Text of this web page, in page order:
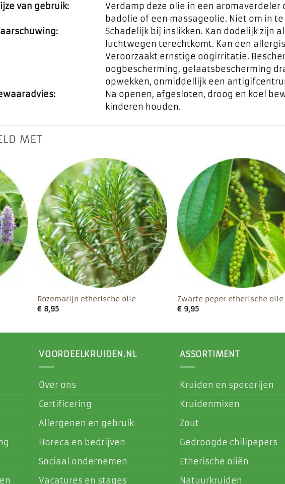
van gebruik:
Verdamp deze olie in een
badolie of een massageolie. Niet om in
Schadelijk bij inslikken. Kan dodelijk zijn
luchtwegen terechtkomt. Kan een
Veroorzaakt ernstige oogirritatie.
oogbescherming, gelaatsbescherming
opwekken, onmiddellijk een
Na openen, afgesloten, droog en koel
kinderen houden.
MET
Toevoegen
aan
favorieten
Rozemarijn etherische olie
€8,95
Zwarte peper etherische olie
€9,95
VOORDEELKRUIDEN.NL
Over ons
Certificering
Allergenen en gebruik
Horeca en bedrijven
Sociaal ondernemen
Vacatures en stages
ASSORTIMENT
Kruiden en specerijen
Kruidenmixen
Zout
Gedroogde chilipepers
Etherische oliën
Natuurkruiden